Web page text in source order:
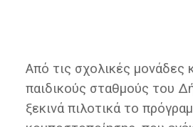
Από τις σχολικές μονάδες
παιδικούς σταθμούς του
ξεκινά πιλοτικά το